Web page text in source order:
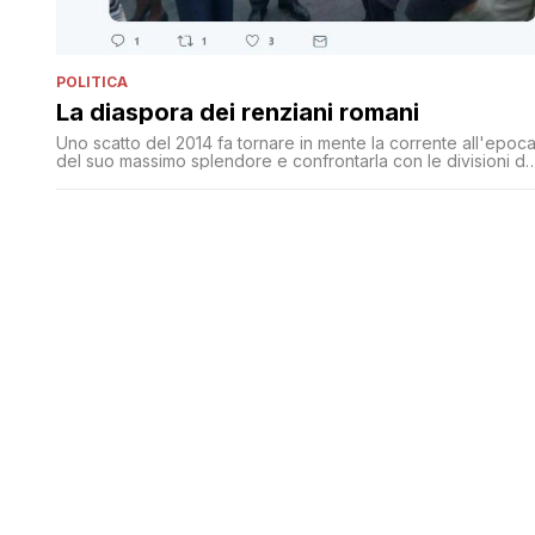
POLITICA
La diaspora dei renziani romani
Uno scatto del 2014 fa tornare in mente la corrente all'epoca
del suo massimo splendore e confrontarla con le divisioni di